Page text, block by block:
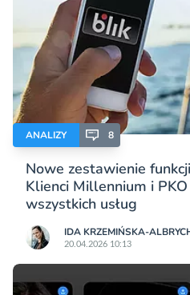
ANALIZY 8
Nowe zestawienie
Klienci Millennium i
wszystkich usług
IDA KRZEMIŃSKA-
20.04.2026 10:13